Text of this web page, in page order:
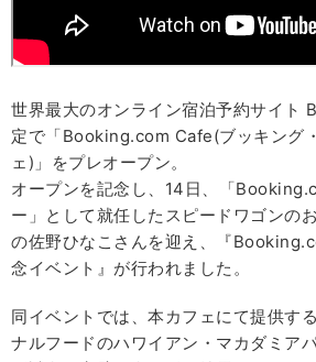
世界最大のオンライン宿泊予約サイト
定で「Booking.com Cafe(ブッキング
ェ)」をプレオープン。
オープンを記念し、14日、「
ー」として就任したスピードワゴンの
の佐野ひなこさんを迎え、『
念イベント』が行われました。
同イベントでは、本カフェにて提供す
ナルフードのハワイアン・マカダミア